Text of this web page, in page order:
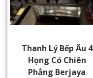
Thanh Lý Bếp Âu 4
Họng Có Chiên
Phẳng Berjaya